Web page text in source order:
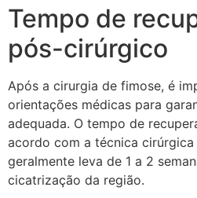
Tempo de
pós-cirúrgico
Após a cirurgia de fimose, é
orientações médicas para
adequada. O tempo de
acordo com a técnica cirúrgica
geralmente leva de 1 a 2
cicatrização da região.